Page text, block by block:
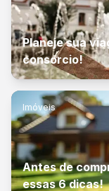
Planeje sua
consórcio!
Imóveis
Antes de
essas 6 dicas!